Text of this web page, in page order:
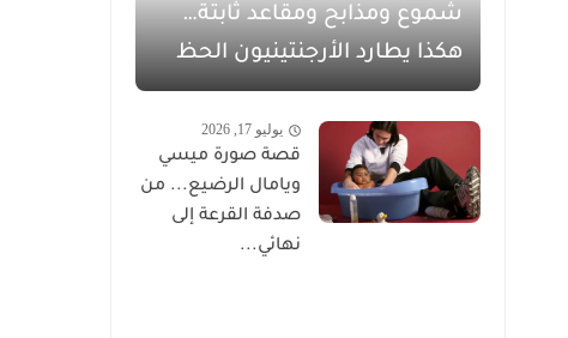
شموع ومذابح ومقاعد ثابتة…
هكذا يطارد الأرجنتينيون الحظ
يوليو 17, 2026
قصة صورة ميسي
ويامال الرضيع... من
صدفة القرعة إلى
نهائي...